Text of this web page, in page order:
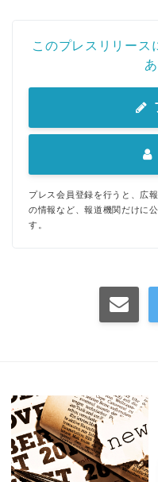
このプレスリリース
プレス会員登録を行うと、広
の情報など、報道機関だけに
す。